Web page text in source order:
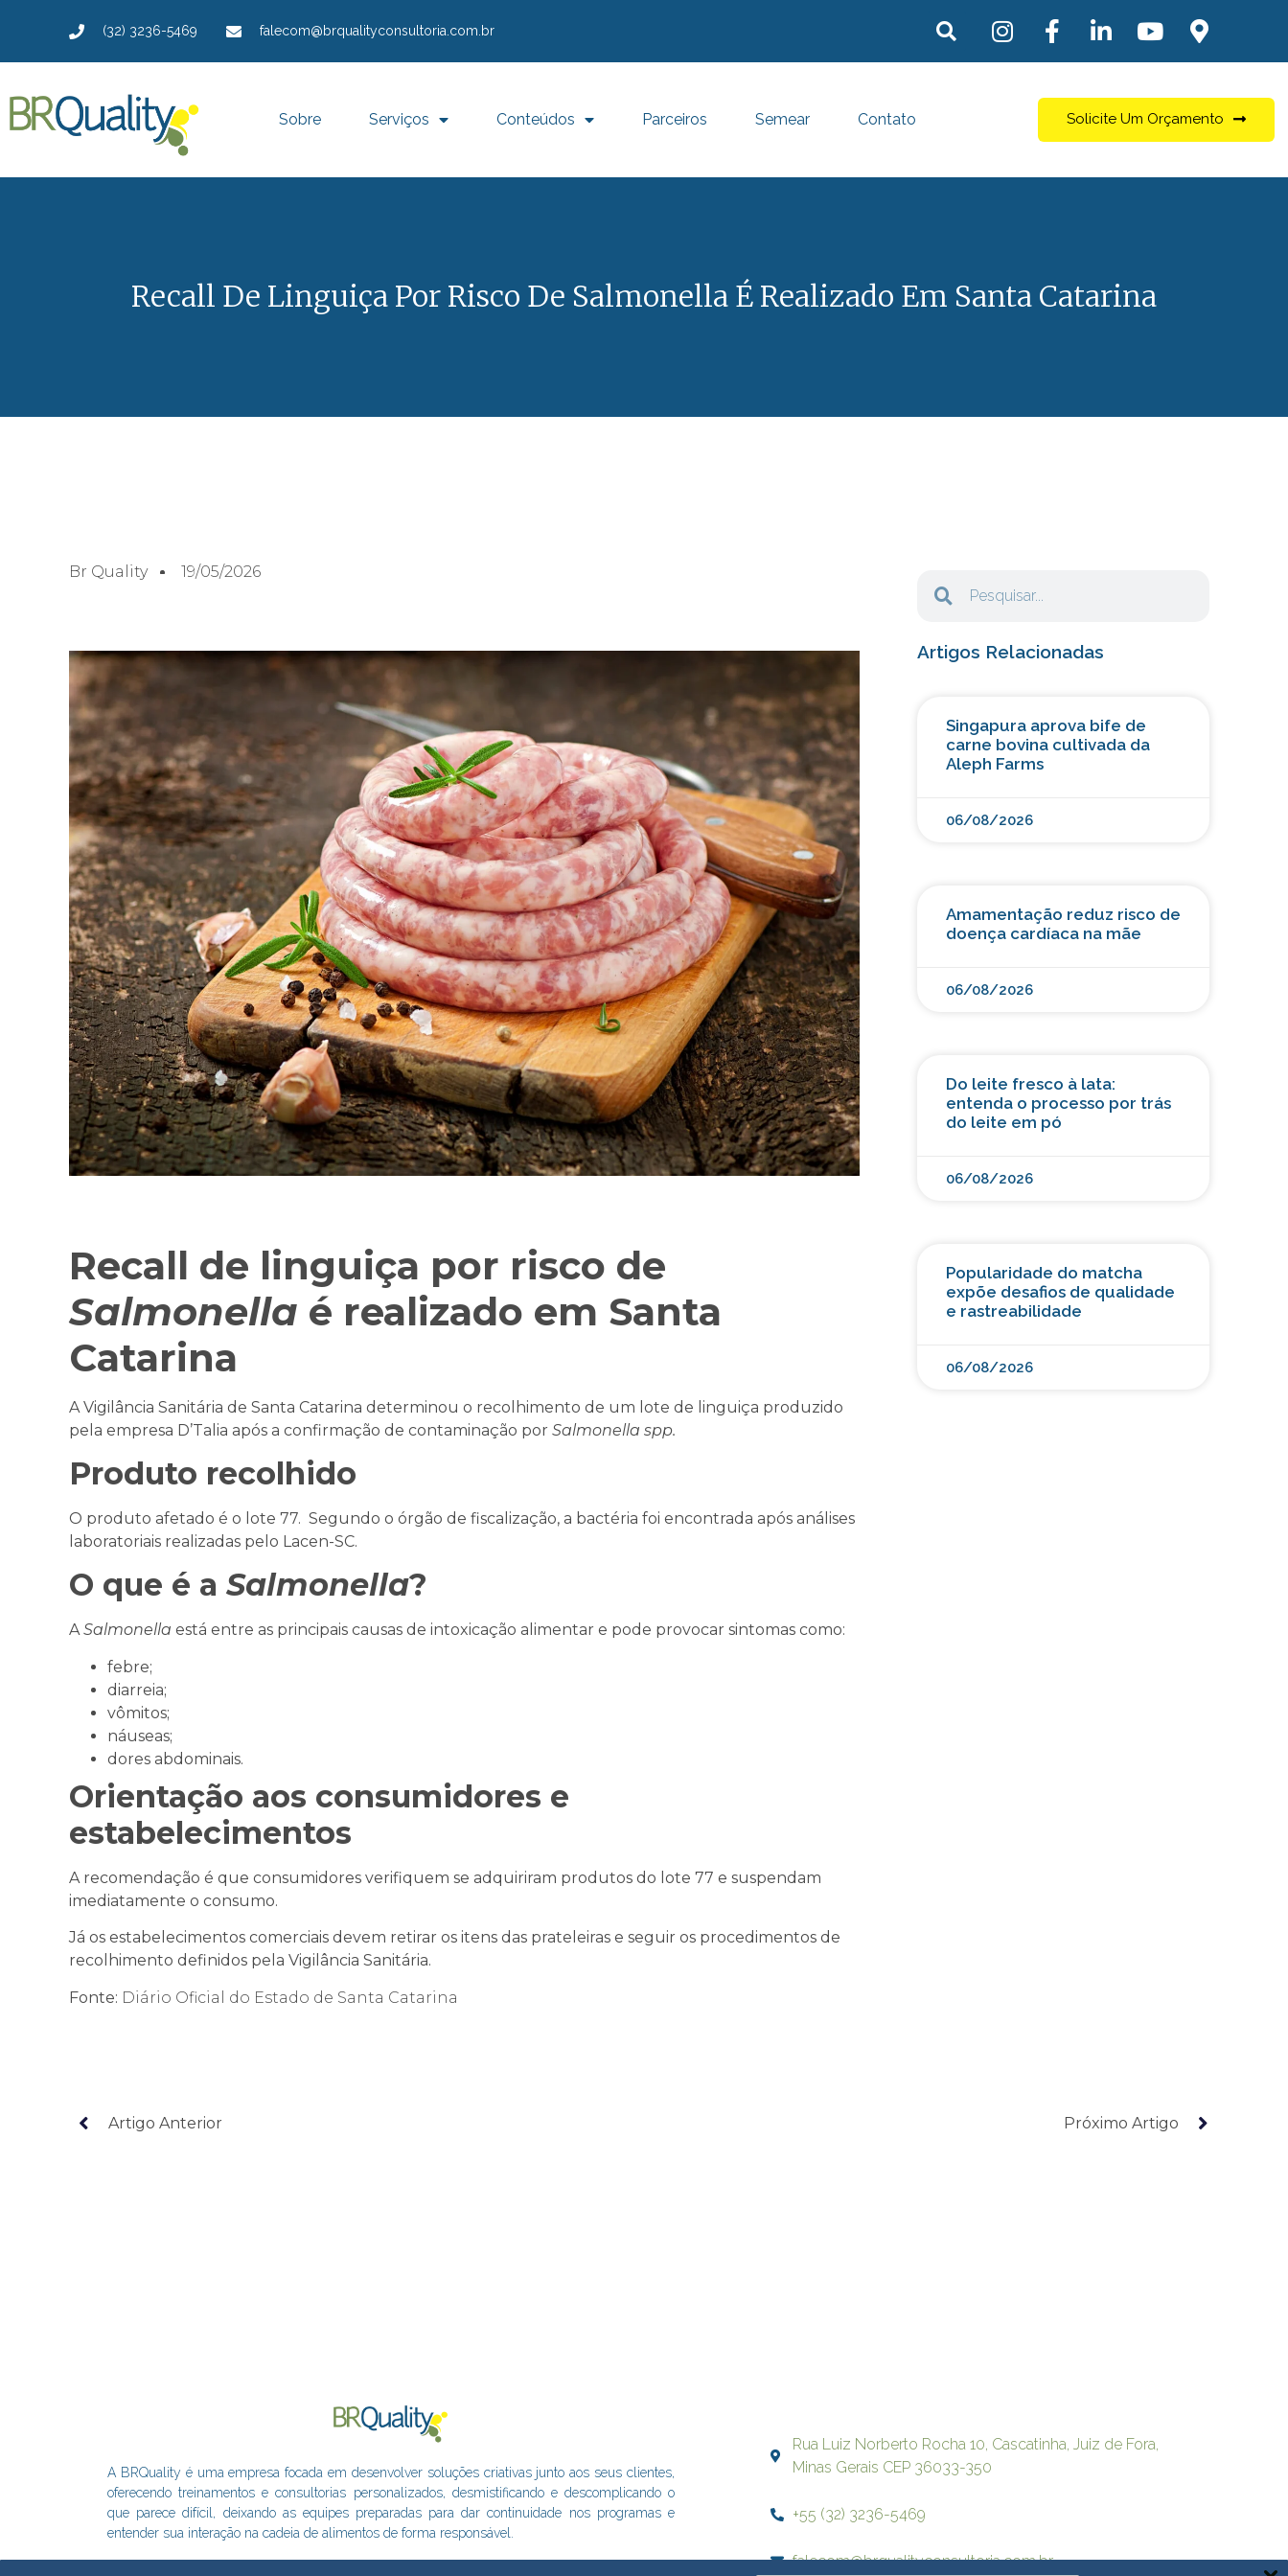
(32) 3236-5469 falecom@brqualityconsultoria.com.br
Sobre Serviços Conteúdos Parceiros Semear Contato Solicite Um Orçamento
Recall De Linguiça Por Risco De Salmonella É Realizado Em Santa Catarina
Br Quality 19/05/2026
Recall de linguiça por risco de
Salmonella é realizado em Santa
Catarina
A Vigilância Sanitária de Santa Catarina determinou o recolhimento de um lote de linguiça produzido
pela empresa D’Talia após a confirmação de contaminação por Salmonella spp.
Produto recolhido
O produto afetado é o lote 77. Segundo o órgão de fiscalização, a bactéria foi encontrada após análises
laboratoriais realizadas pelo Lacen-SC.
O que é a Salmonella?
ASalmonella está entre as principais causas de intoxicação alimentar e pode provocar sintomas como:
febre;
diarreia;
vômitos;
náuseas;
dores abdominais.
Orientação aos consumidores e
estabelecimentos
A recomendação é que consumidores verifiquem se adquiriram produtos do lote 77 e suspendam
imediatamente o consumo.
Já os estabelecimentos comerciais devem retirar os itens das prateleiras e seguir os procedimentos de
recolhimento definidos pela Vigilância Sanitária.
Fonte: Diário Oficial do Estado de Santa Catarina
Artigos Relacionadas
Singapura aprova bife de
carne bovina cultivada da
Aleph Farms
06/08/2026
Amamentação reduz risco de
doença cardíaca na mãe
06/08/2026
Do leite fresco à lata:
entenda o processo por trás
do leite em pó
06/08/2026
Popularidade do matcha
expõe desafios de qualidade
e rastreabilidade
06/08/2026
Artigo Anterior Próximo Artigo
A BRQuality é uma empresa focada em desenvolver soluções criativas junto aos seus clientes,
oferecendo treinamentos e consultorias personalizados, desmistificando e descomplicando o
que parece difícil, deixando as equipes preparadas para dar continuidade nos programas e
entender sua interação na cadeia de alimentos de forma responsável.
Rua Luiz Norberto Rocha 10, Cascatinha, Juiz de Fora,
Minas Gerais CEP 36033-350
+55 (32) 3236-5469
falecom@brqualityconsultoria.com.br